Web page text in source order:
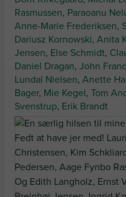
Rasmussen, Paraoanu
Anne-Marie Frederiksen,
Dariusz Kornowski, Anita
Jensen, Else Schmidt,
Daniel Dragan, John
Lundal Nielsen, Anette
Bager, Mie Kegel, Tom
Svenstrup, Erik Brandt